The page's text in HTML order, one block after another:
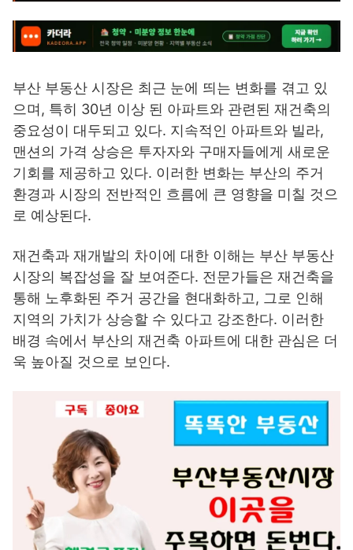
부산 부동산 시장은 최근 눈에 띄는 변화를 겪고 있
으며, 특히 30년 이상 된 아파트와 관련된 재건축의
중요성이 대두되고 있다. 지속적인 아파트와 빌라,
맨션의 가격 상승은 투자자와 구매자들에게 새로운
기회를 제공하고 있다. 이러한 변화는 부산의 주거
환경과 시장의 전반적인 흐름에 큰 영향을 미칠 것으
로 예상된다.
재건축과 재개발의 차이에 대한 이해는 부산 부동산
시장의 복잡성을 잘 보여준다. 전문가들은 재건축을
통해 노후화된 주거 공간을 현대화하고, 그로 인해
지역의 가치가 상승할 수 있다고 강조한다. 이러한
배경 속에서 부산의 재건축 아파트에 대한 관심은 더
욱 높아질 것으로 보인다.